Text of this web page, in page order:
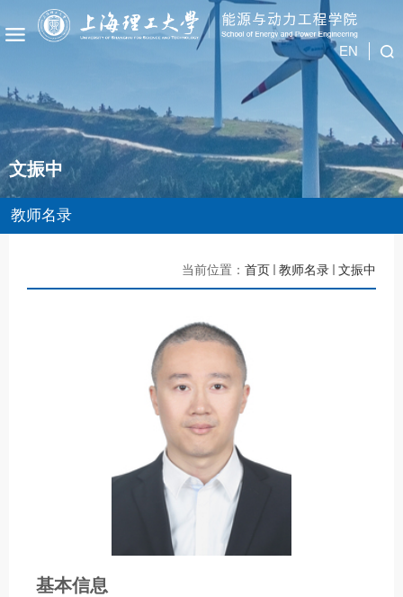
EN
文振中
教师名录
当前位置： 首页 教师名录 文振中
基本信息